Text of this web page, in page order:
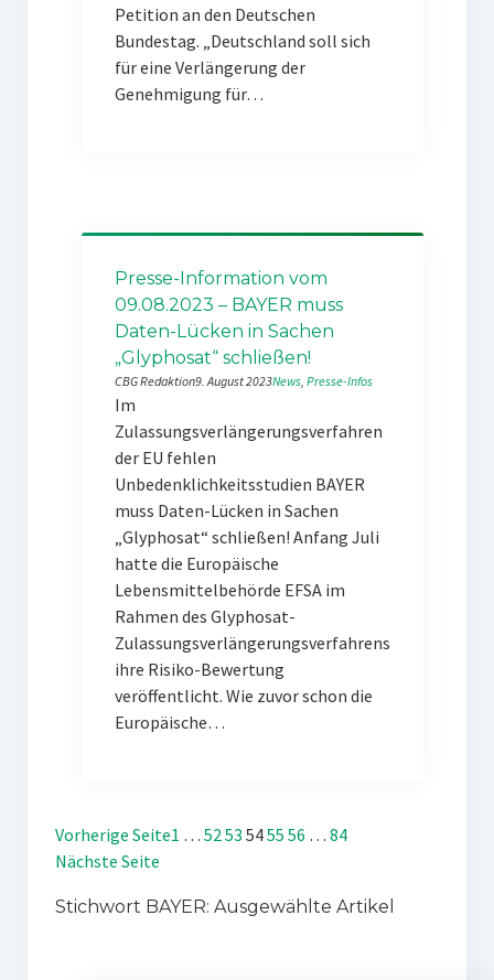
Petition an den Deutschen
Bundestag. „Deutschland soll sich
für eine Verlängerung der
Genehmigung für…
Presse-Information vom
09.08.2023 – BAYER muss
Daten-Lücken in Sachen
„Glyphosat“ schließen!
CBG Redaktion9. August 2023News, Presse-Infos
Im
Zulassungsverlängerungsverfahren
der EU fehlen
Unbedenklichkeitsstudien BAYER
muss Daten-Lücken in Sachen
„Glyphosat“ schließen! Anfang Juli
hatte die Europäische
Lebensmittelbehörde EFSA im
Rahmen des Glyphosat-
Zulassungsverlängerungsverfahrens
ihre Risiko-Bewertung
veröffentlicht. Wie zuvor schon die
Europäische…
Vorherige Seite1 … 5253 5455 56 … 84
Nächste Seite
Stichwort BAYER: Ausgewählte Artikel